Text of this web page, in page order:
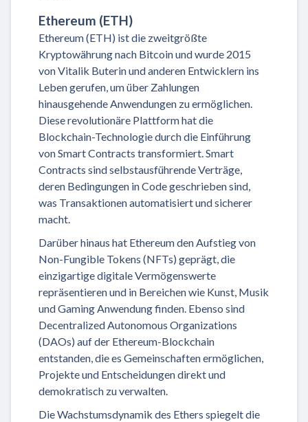
Ethereum (ETH)
Ethereum (ETH) ist die zweitgrößte
Kryptowährung nach Bitcoin und wurde 2015
von Vitalik Buterin und anderen Entwicklern ins
Leben gerufen, um über Zahlungen
hinausgehende Anwendungen zu ermöglichen.
Diese revolutionäre Plattform hat die
Blockchain-Technologie durch die Einführung
von Smart Contracts transformiert. Smart
Contracts sind selbstausführende Verträge,
deren Bedingungen in Code geschrieben sind,
was Transaktionen automatisiert und sicherer
macht.
Darüber hinaus hat Ethereum den Aufstieg von
Non-Fungible Tokens (NFTs) geprägt, die
einzigartige digitale Vermögenswerte
repräsentieren und in Bereichen wie Kunst, Musik
und Gaming Anwendung finden. Ebenso sind
Decentralized Autonomous Organizations
(DAOs) auf der Ethereum-Blockchain
entstanden, die es Gemeinschaften ermöglichen,
Projekte und Entscheidungen direkt und
demokratisch zu verwalten.
Die Wachstumsdynamik des Ethers spiegelt die